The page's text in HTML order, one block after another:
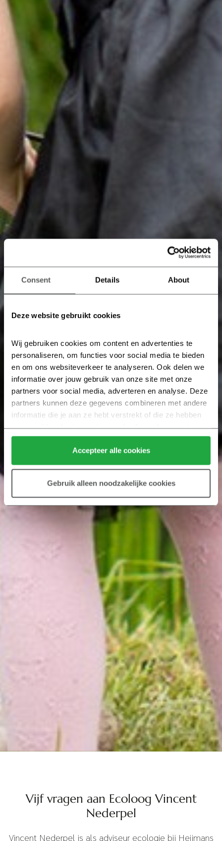
Consent Details About
Deze website gebruikt cookies
Wij gebruiken cookies om content en advertenties te
personaliseren, om functies voor social media te bieden
en om ons websiteverkeer te analyseren. Ook delen we
informatie over jouw gebruik van onze site met onze
partners voor social media, adverteren en analyse. Deze
partners kunnen deze gegevens combineren met andere
informatie die je aan ze hebt verstrekt of die ze hebben
verzameld op basis van jouw gebruik van hun services.
Klik hier voor meer informatie over ons cookiebeleid.
Accepteer alle cookies
Gebruik alleen noodzakelijke cookies
Vijf vragen aan Ecoloog Vincent
Nederpel
Vincent Nederpel is als adviseur ecologie bij Heijmans